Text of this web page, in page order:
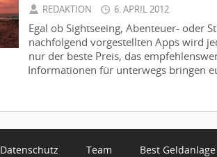
REDAKTION 6. APRIL 2012
Egal ob Sightseeing, Abenteuer- oder
nachfolgend vorgestellten Apps wird
nur der beste Preis, das
Informationen für unterwegs bringen
Datenschutz Team Best Geldanlage